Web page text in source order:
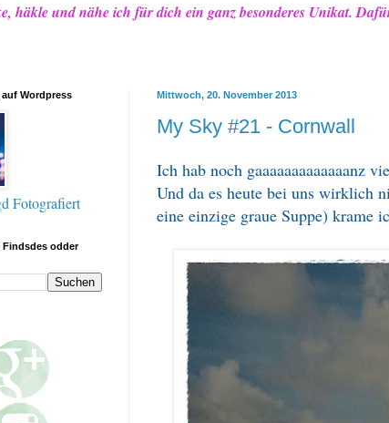
häkle und nähe ich für dich ein ganz besonderes Unikat.
Mittwoch, 20. November 2013
My Sky #21 - Cornwall
Ich hab noch gaaaaaaaaaaaaanz
Und da es heute bei uns wirklich
eine einzige graue Suppe) krame
Wordpress
Fotografiert
Findsdes odder